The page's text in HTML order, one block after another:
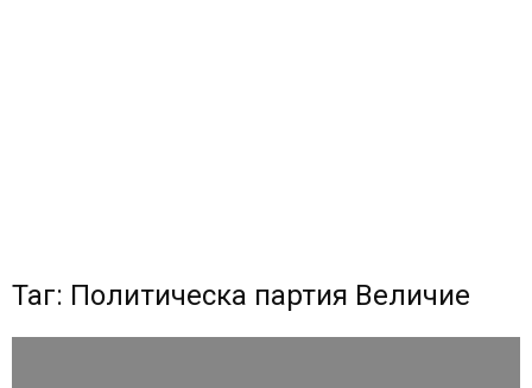
Таг: Политическа партия Величие